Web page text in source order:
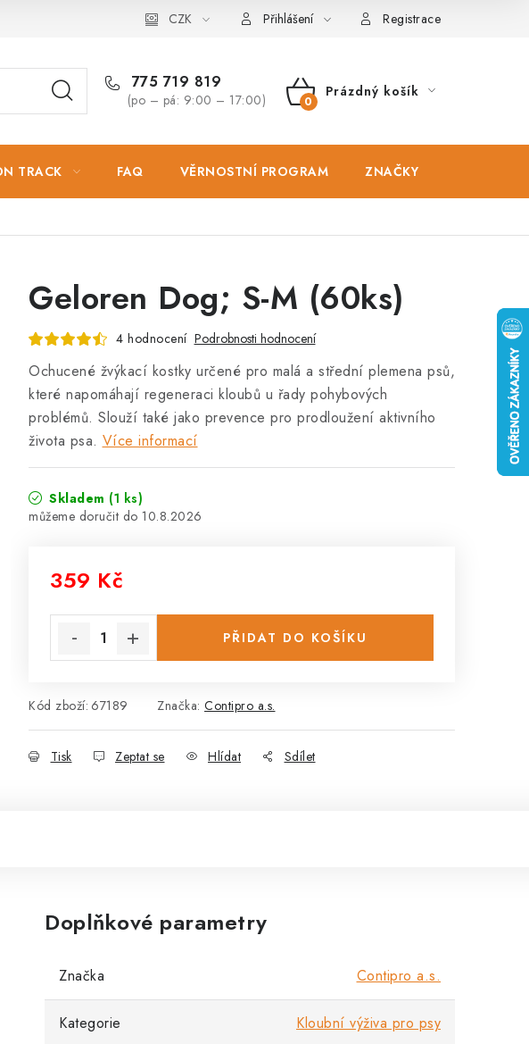
Podmínky ochrany osobních údajů Zásady použivání souboru cookies
CZK Přihlášení Registrace
775 719 819
(po – pá: 9:00 – 17:00)
NÁKUPNÍ
Prázdný košík
TRACK FAQ VĚRNOSTNÍ PROGRAM ZNAČKY
Geloren Dog; S-M (60ks)
4 hodnocení Podrobnosti hodnocení
Ochucené žvýkací kostky určené pro malá a střední plemena psů,
které napomáhají regeneraci kloubů u řady pohybových
problémů. Slouží také jako prevence pro prodloužení aktivního
života psa. Více informací
Skladem (1 ks)
10.8.2026
359 Kč
PŘIDAT DO KOŠÍKU
Kód zboží: 67189 Značka: Contipro a.s.
Tisk Zeptat se Hlídat Sdílet
Doplňkové parametry
Značka Contipro a.s.
Kategorie Kloubní výživa pro psy